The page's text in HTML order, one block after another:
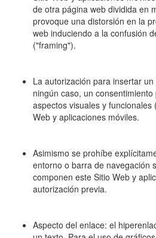
de otra página web dividida en
provoque una distorsión en la
web induciendo a la confusión
("framing").
La autorización para insertar
ningún caso, un
aspectos visuales y funcionales
Web y aplicaciones móviles.
Asimismo se prohíbe
entorno o barra de navegación
componen este Sitio Web y
autorización previa.
Aspecto del enlace: el